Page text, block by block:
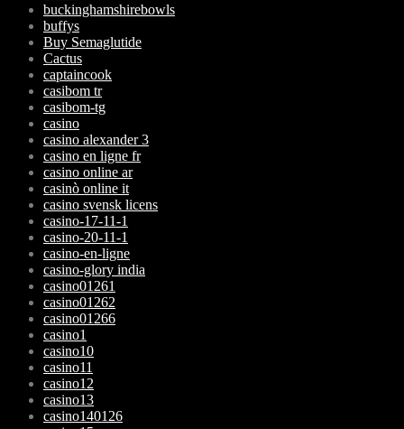
buckinghamshirebowls
buffys
Buy Semaglutide
Cactus
captaincook
casibom tr
casibom-tg
casino
casino alexander 3
casino en ligne fr
casino online ar
casinò online it
casino svensk licens
casino-17-11-1
casino-20-11-1
casino-en-ligne
casino-glory india
casino01261
casino01262
casino01266
casino1
casino10
casino11
casino12
casino13
casino140126